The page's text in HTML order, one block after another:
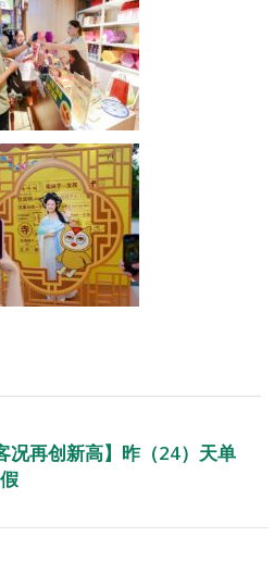
况再创新高】昨（24）天单